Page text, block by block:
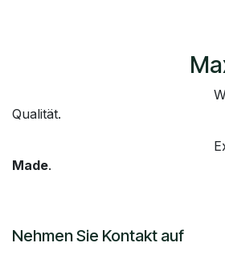
Qualität.
Made.
Nehmen Sie Kontakt auf